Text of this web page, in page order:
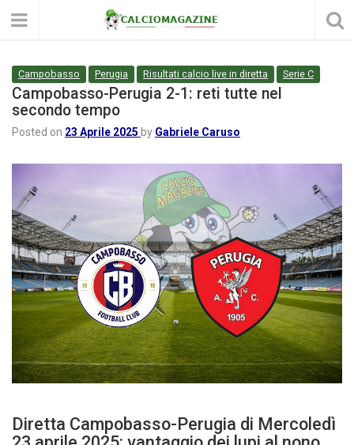
Campobasso Perugia Risultati calcio live in diretta Serie C
Campobasso-Perugia 2-1: reti tutte nel
secondo tempo
Posted on 23 Aprile 2025 by Gabriele Caruso
Diretta Campobasso-Perugia di Mercoledì